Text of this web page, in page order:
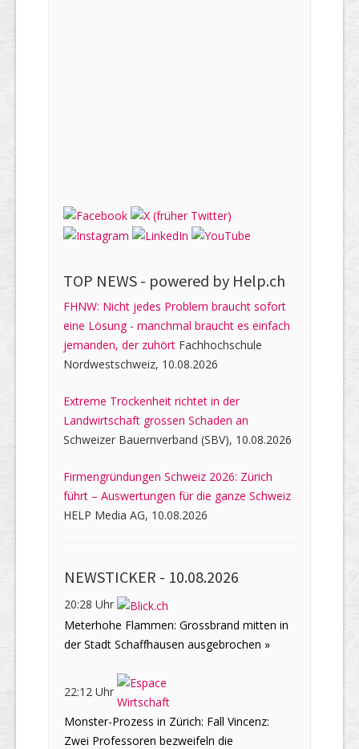
TOP NEWS - powered by Help.ch
FHNW: Nicht jedes Problem braucht sofort
eine Lösung - manchmal braucht es einfach
jemanden, der zuhört Fachhochschule
Nordwestschweiz, 10.08.2026
Extreme Trockenheit richtet in der
Landwirtschaft grossen Schaden an
Schweizer Bauernverband (SBV), 10.08.2026
Firmengründungen Schweiz 2026: Zürich
führt – Auswertungen für die ganze Schweiz
HELP Media AG, 10.08.2026
NEWSTICKER - 10.08.2026
20:28 Uhr
Meterhohe Flammen: Grossbrand mitten in
der Stadt Schaffhausen ausgebrochen »
22:12 Uhr
Monster-Prozess in Zürich: Fall Vincenz:
Zwei Professoren bezweifeln die